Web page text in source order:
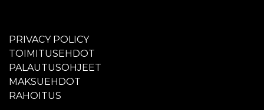
PRIVACY POLICY
TOIMITUSEHDOT
PALAUTUSOHJEET
MAKSUEHDOT
RAHOITUS